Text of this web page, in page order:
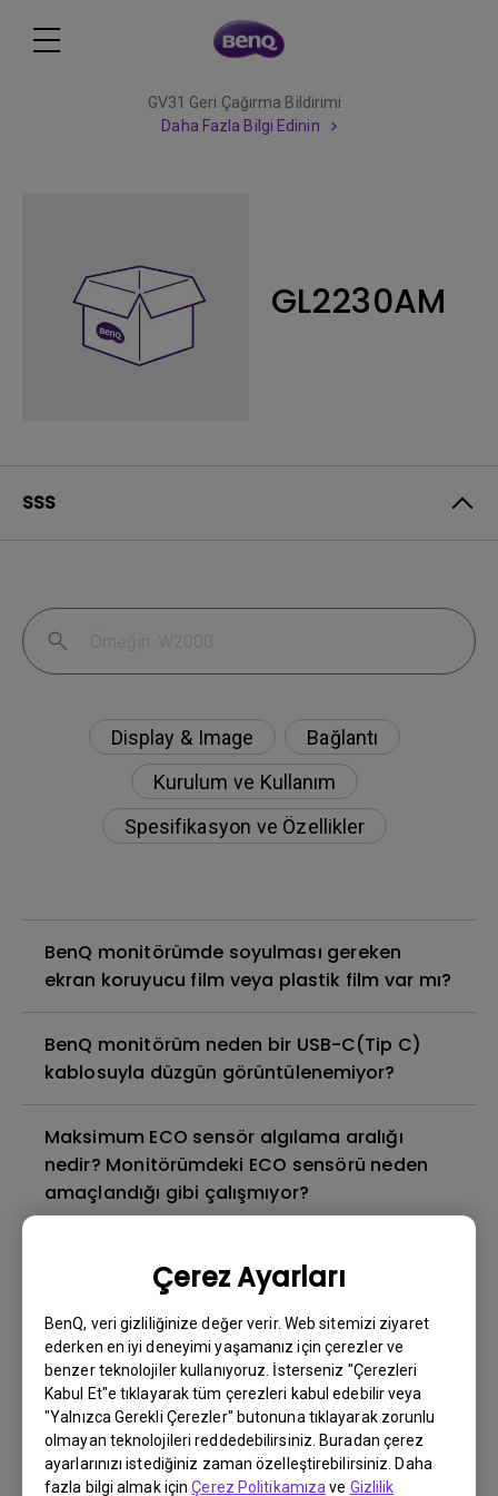
Çerez Ayarları
BenQ, veri gizliliğinize değer verir. Web sitemizi ziyaret
ederken en iyi deneyimi yaşamanız için çerezler ve
benzer teknolojiler kullanıyoruz. İsterseniz "Çerezleri
Kabul Et"e tıklayarak tüm çerezleri kabul edebilir veya
"Yalnızca Gerekli Çerezler" butonuna tıklayarak zorunlu
olmayan teknolojileri reddedebilirsiniz. Buradan çerez
ayarlarınızı istediğiniz zaman özelleştirebilirsiniz. Daha
fazla bilgi almak içinÇerez Politikamıza ve Gizlilik
GV31 Geri Çağırma Bildirimi
Daha Fazla Bilgi Edinin
GL2230AM
SSS
Display & Image
Bağlantı
Kurulum ve Kullanım
Spesifikasyon ve Özellikler
BenQ monitörümde soyulması gereken
ekran koruyucu film veya plastik film var mı?
BenQ monitörüm neden bir USB-C(Tip C)
kablosuyla düzgün görüntülenemiyor?
Maksimum ECO sensör algılama aralığı
nedir? Monitörümdeki ECO sensörü neden
amaçlandığı gibi çalışmıyor?
kaçınılır veya ondan nasıl kurtuluruz?
Arka ışık sızıntısı veya arka ışık sızıntısı
nedir?
Monitörümde neden titreme var?